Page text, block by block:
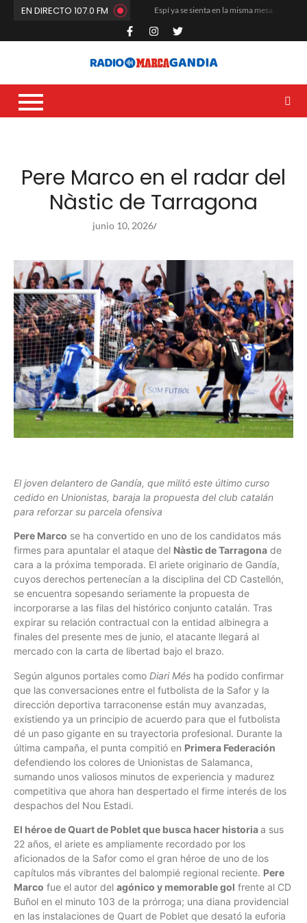
EN DIRECTO 107.0 FM
Espí ya se sienta en la misma mesa que Quiles y los Ferrando
Un altre any més toca renovar i buidar les butxaques
Pere Marco en el radar del
Nàstic de Tarragona
junio 10, 2026/
El joven delantero de Gandía, que militó este último curso
cedido en Unionistas, baraja la propuesta del club catalán
para reforzar su parcela ofensiva
Pere Marco se ha convertido en uno de los candidatos más
firmes para apuntalar el ataque del Nàstic de Tarragona de
cara a la próxima temporada. El ariete originario de Gandía,
cuyos derechos pertenecían a la disciplina del CD Castellón,
se encuentra sopesando seriamente la propuesta de
incorporarse a las filas del histórico conjunto catalán. Tras
expirar su relación contractual con la entidad albinegra a
finales del presente mes de junio, el atacante llegará al
mercado con la carta de libertad bajo el brazo.
Según algunos portales como Diari Més ha podido confirmar
que las conversaciones entre el futbolista de la Safor y la
dirección deportiva tarraconense están muy avanzadas,
existiendo ya un principio de acuerdo para que el futbolista
dé un paso gigante en su trayectoria profesional. Durante la
última campaña, el punta compitió en Primera Federación
defendiendo los colores de Unionistas de Salamanca,
sumando unos valiosos minutos de experiencia y madurez
competitiva que ahora han despertado el firme interés de los
despachos del Nou Estadi.
El héroe de Quart de Poblet que busca hacer historiaa sus
22 años, el ariete es ampliamente recordado por los
aficionados de la Safor como el gran héroe de uno de los
capítulos más vibrantes del balompié regional reciente. Pere
Marco fue el autor del agónico y memorable gol frente al CD
Buñol en el minuto 103 de la prórroga; una diana providencial
en las instalaciones de Quart de Poblet que desató la euforia